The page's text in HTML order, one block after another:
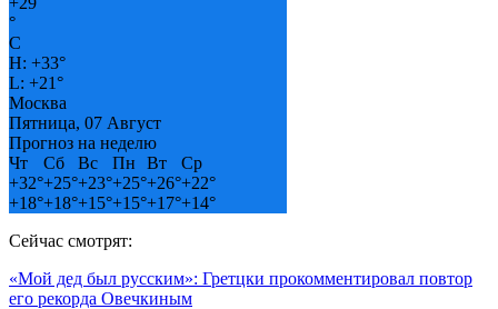
°
C
H: +33°
L: +21°
Москва
Пятница, 07 Август
Прогноз на неделю
Чт
Сб Вс Пн Вт
Ср
+32°+25°+23°+25°+26°+22°
+18°+18°+15°+15°+17°+14°
Сейчас смотрят:
«Мой дед был русским»: Гретцки прокомментировал повтор
его рекорда Овечкиным